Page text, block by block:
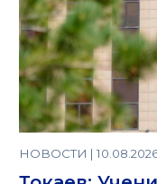
НОВОСТИ |